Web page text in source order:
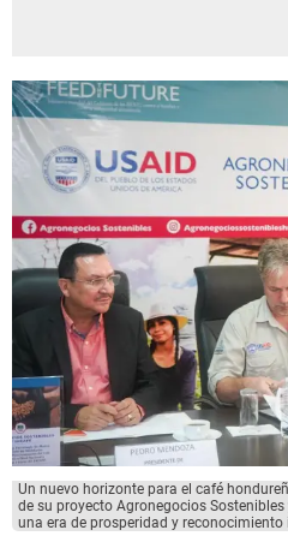
Un nuevo horizonte para el café
de su proyecto Agronegocios
una era de prosperidad y reconocimiento